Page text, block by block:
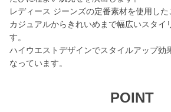
レディース ジーンズの定番素材を使用した
カジュアルからきれいめまで幅広いスタイ
す。
ハイウエストデザインでスタイルアップ効
なっています。
POINT